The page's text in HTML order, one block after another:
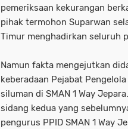
pemeriksaan kekurangan
pihak termohon Suparwan
Timur menghadirkan seluruh
Namun fakta mengejutkan
keberadaan Pejabat
siluman di SMAN 1 Way
sidang kedua yang
pengurus PPID SMAN 1 Way